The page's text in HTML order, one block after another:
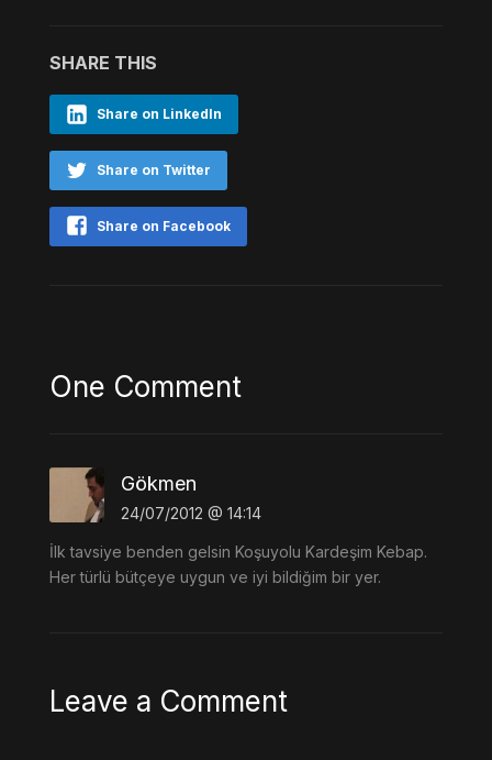
SHARE THIS
Share on LinkedIn
Share on Twitter
Share on Facebook
One Comment
Gökmen
24/07/2012 @ 14:14
İlk tavsiye benden gelsin Koşuyolu Kardeşim Kebap.
Her türlü bütçeye uygun ve iyi bildiğim bir yer.
Leave a Comment